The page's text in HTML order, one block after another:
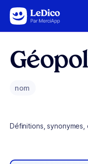
Aller au contenu
nom
Définitions,